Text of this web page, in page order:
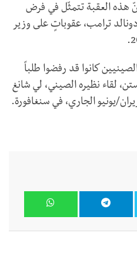
هذه العقبة تتمثّل في فرض
دونالد ترامب، عقوباتٍ على وزير
كانوا قد رفضوا طلباً
لقاء نظيره الصيني، لي شانغ
يونيو الجاري، في سنغافورة.